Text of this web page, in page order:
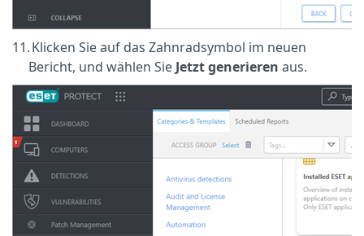
11.Klicken Sie auf das Zahnradsymbol im neuen
Bericht, und wählen Sie Jetzt generieren aus.